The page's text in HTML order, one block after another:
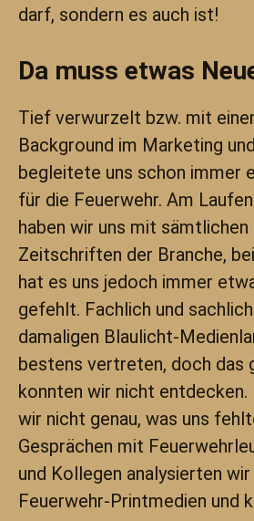
darf, sondern es auch ist!
Da muss etwas
Tief verwurzelt bzw. mit
Background im Marketing
begleitete uns schon immer
für die Feuerwehr. Am
haben wir uns mit sämtlichen
Zeitschriften der Branche,
hat es uns jedoch immer
gefehlt. Fachlich und
damaligen Blaulicht-
bestens vertreten, doch das
konnten wir nicht entdecken.
wir nicht genau, was uns
Gesprächen mit
und Kollegen analysierten
Feuerwehr-Printmedien und